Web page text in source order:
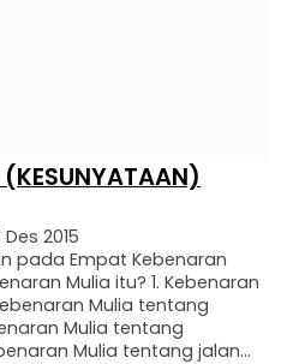
(KESUNYATAAN)
2015
pada Empat Kebenaran
Mulia itu? 1. Kebenaran
Mulia tentang
Mulia tentang
Mulia tentang jalan